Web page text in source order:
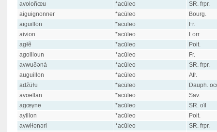
avoloñœu
*acūleo
SR. frpr.
aiguignonner
*acūleo
Bourg.
aiguillon
*acūleo
Fr.
aivion
*acūleo
Lorr.
agɫẽ
*acūleo
Poit.
agoilloun
*acūleo
Fr.
avwuδəná
*acūleo
SR. frpr.
auguillon
*acūleo
Afr.
adźüɫu
*acūleo
Dauph.
avoellan
*acūleo
Sav.
agœyne
*acūleo
SR. oïl
ayillon
*acūleo
Poit.
avwiɫənəri
*acūleo
SR. frpr.